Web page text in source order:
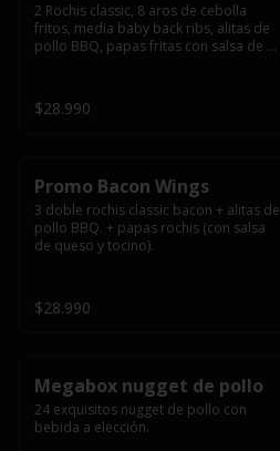
2 Rochis classic, 8 aros de cebolla
fritos, media baby back ribs, alitas de
pollo BBQ, papas fritas con salsa de
$28.990
Promo Bacon Wings
3 doble rochis classic bacon + alitas de
pollo BBQ. + papas rochis (con salsa
de queso y tocino).
$28.990
Megabox nugget de pollo
24 exquisitos nugget de pollo con
bebida a elección.